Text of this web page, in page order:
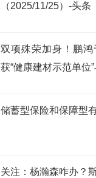
（2025/11/25）-头条
双项殊荣加身！鹏
获“健康建材示范单位
储蓄型保险和保障型
关注：杨瀚森咋办？